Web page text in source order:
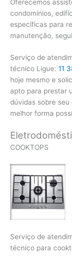
Oferecemos
condomínios,
específicas para
manutenção,
Serviço de
técnico Ligue: 11
hoje mesmo e
apto para prestar
dúvidas sobre seu
melhor forma
COOKTOPS
Serviço de
técnico para